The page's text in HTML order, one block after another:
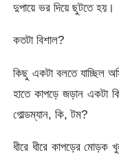
দুপায়ে ভর দিয়ে ছুটতে হয়।
কতটা বিশাল?
কিছু একটা বলতে যাচ্ছিল
হাতে কাপড়ে জড়ান একটা
গোল্ডম্যান, কি, টম?
ধীরে ধীরে কাপড়ের মোড়ক